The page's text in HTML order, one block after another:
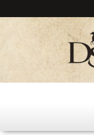
au
contenu